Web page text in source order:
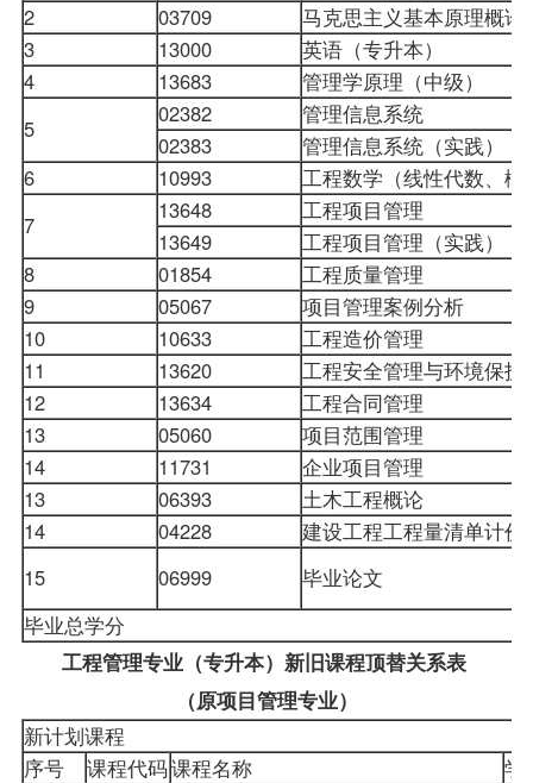
2
03709
马克思主义基本原理概论
3
13000
英语（专升本）
4
13683
管理学原理（中级）
5
02382
管理信息系统
02383
管理信息系统（实践）
6
10993
工程数学（线性代数、
7
13648
工程项目管理
13649
工程项目管理（实践）
8
01854
工程质量管理
9
05067
项目管理案例分析
10
10633
工程造价管理
11
13620
工程安全管理与环境保护
12
13634
工程合同管理
13
05060
项目范围管理
14
11731
企业项目管理
13
06393
土木工程概论
14
04228
建设工程工程量清单计价
15
06999
毕业论文
毕业总学分
工程管理专业（专升本）新旧课程顶替关系表
（原项目管理专业）
新计划课程
序号
课程代码课程名称
学